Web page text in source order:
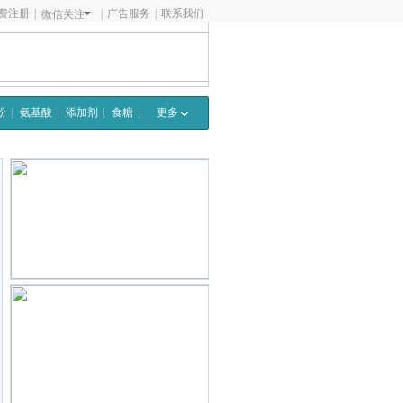
注册 微信关注 广告服务 联系我们
氨基酸 添加剂 食糖 更多